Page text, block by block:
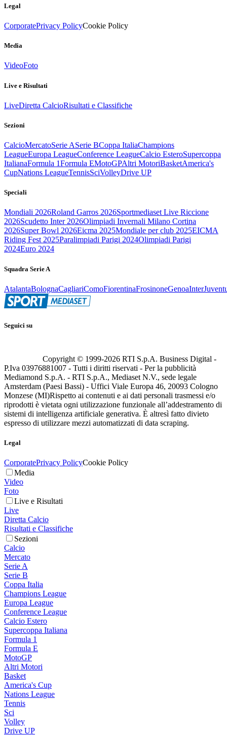
Legal
CorporatePrivacy PolicyCookie Policy
Media
VideoFoto
Live e Risultati
LiveDiretta CalcioRisultati e Classifiche
Sezioni
CalcioMercatoSerie ASerie BCoppa ItaliaChampions
LeagueEuropa LeagueConference LeagueCalcio EsteroSupercoppa
ItalianaFormula 1Formula EMotoGPAltri MotoriBasketAmerica's
CupNations LeagueTennisSciVolleyDrive UP
Speciali
Mondiali 2026Roland Garros 2026Sportmediaset Live Riccione
2026Scudetto Inter 2026Olimpiadi Invernali Milano Cortina
2026Super Bowl 2026Eicma 2025Mondiale per club 2025EICMA
Riding Fest 2025Paralimpiadi Parigi 2024Olimpiadi Parigi
2024Euro 2024
Squadra Serie A
AtalantaBolognaCagliariComoFiorentinaFrosinoneGenoaInter
Seguici su
Copyright © 1999-2026 RTI S.p.A. Business Digital -
P.Iva 03976881007 - Tutti i diritti riservati - Per la pubblicità
Mediamond S.p.A. - RTI S.p.A., Mediaset N.V., sede legale
Amsterdam (Paesi Bassi) - Uffici Viale Europa 46, 20093 Cologno
Monzese (MI)Rispetto ai contenuti e ai dati personali trasmessi e/o
riprodotti è vietata ogni utilizzazione funzionale all’addestramento di
sistemi di intelligenza artificiale generativa. È altresì fatto divieto
espresso di utilizzare mezzi automatizzati di data scraping.
Legal
CorporatePrivacy PolicyCookie Policy
Media
Video
Foto
Live e Risultati
Live
Diretta Calcio
Risultati e Classifiche
Sezioni
Calcio
Mercato
Serie A
Serie B
Coppa Italia
Champions League
Europa League
Conference League
Calcio Estero
Supercoppa Italiana
Formula 1
Formula E
MotoGP
Altri Motori
Basket
America's Cup
Nations League
Tennis
Sci
Volley
Drive UP